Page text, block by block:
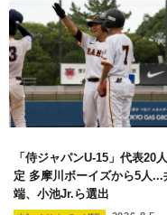
「侍ジャパンU-15」代表20
定 多摩川ボーイズから5人...
端、小池Jr.ら選出